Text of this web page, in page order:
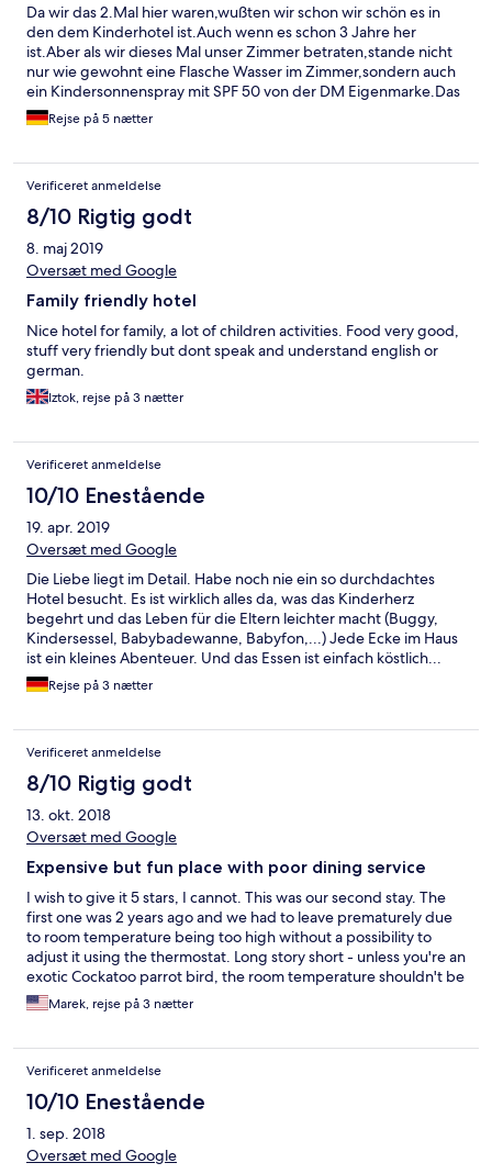
Da wir das 2.Mal hier waren,wußten wir schon wir schön es in
den dem Kinderhotel ist.Auch wenn es schon 3 Jahre her
ist.Aber als wir dieses Mal unser Zimmer betraten,stande nicht
nur wie gewohnt eine Flasche Wasser im Zimmer,sondern auch
ein Kindersonnenspray mit SPF 50 von der DM Eigenmarke.Das
hat uns echt überrascht und sehr gefreut.Da merkt man
gleich,das das Kind im Vordergrund steht.Und in dem Moment
toll war und eine so super Ausstattung hat,das haben wir echt
schon nach den 3 Jahren vergessen.Denn das Hotel hat auf jede
Kleinigkeit geachtet und uns wieder einen unvergesslichen
Aufenthalt beschert.Auch das Personal ist extrem freundlich
,sehr aufmeksam,und versprühen keine Hektik.Auch nicht beim
Buffet,denn das Personal hat genug zu tun.Wir empfanden
zügig aber in einer angenehmen Ruhe.Es hat und eher
entspannt zu zuschauen wie sie die Arbeit erledigen.Denn mit
Kindern ist es oft genug schon hektisch beim Essen.Übrigens
das Essen war fantastisch,egal welcher Tag und egal zu welcher
Tageszeit.So wie es in der Beschreibung steht wir alles
eingegalten.Wir wollen auf jeden Fall wieder kommen.
Rejse på 5 nætter
Verificeret anmeldelse
8/10 Rigtig godt
8. maj 2019
Oversæt med Google
Family friendly hotel
Nice hotel for family, a lot of children activities. Food very good,
stuff very friendly but dont speak and understand english or
german.
Iztok, rejse på 3 nætter
Verificeret anmeldelse
10/10 Enestående
19. apr. 2019
Oversæt med Google
Die Liebe liegt im Detail. Habe noch nie ein so durchdachtes
Hotel besucht. Es ist wirklich alles da, was das Kinderherz
begehrt und das Leben für die Eltern leichter macht (Buggy,
Kindersessel, Babybadewanne, Babyfon,...) Jede Ecke im Haus
ist ein kleines Abenteuer. Und das Essen ist einfach köstlich...
Rejse på 3 nætter
Verificeret anmeldelse
8/10 Rigtig godt
13. okt. 2018
Oversæt med Google
Expensive but fun place with poor dining service
I wish to give it 5 stars, I cannot. This was our second stay. The
first one was 2 years ago and we had to leave prematurely due
to room temperature being too high without a possibility to
adjust it using the thermostat. Long story short - unless you're an
exotic Cockatoo parrot bird, the room temperature shouldn't be
32 degree Celsius. They tried to adjust it twice but they
couldn't. Next day we checked out and lost 2 nights we paid in
the room temperature was "only" 26 degree but we were still
not able to adjust it using the thermostat lolz. I tried to use the
AC to cool it down but it wasn't working so we ended up
sleeping with window wide open. Thanks god we booked a 2
bedroom apartment and our kids (2 & 4) had no problem
sleeping in heated room. The conclusion here is, if you used to
Marek, rejse på 3 nætter
Verificeret anmeldelse
10/10 Enestående
1. sep. 2018
Oversæt med Google